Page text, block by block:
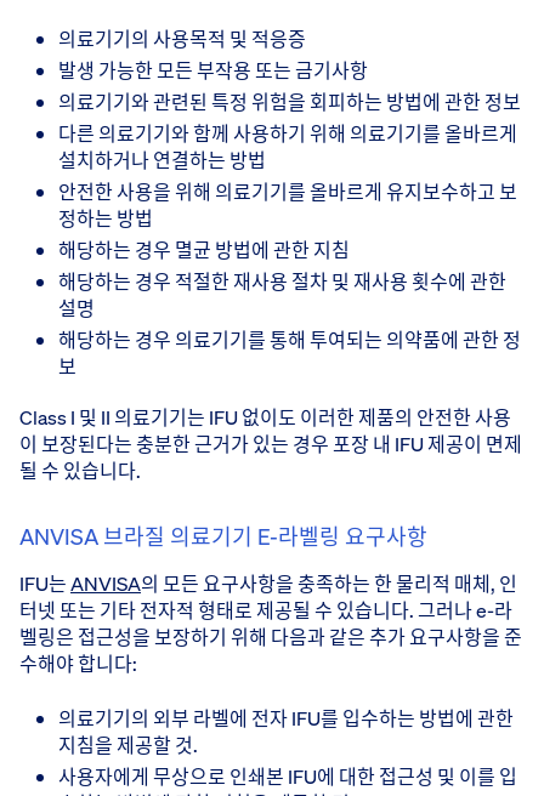
의료기기의 사용목적 및 적응증
발생 가능한 모든 부작용 또는 금기사항
의료기기와 관련된 특정 위험을 회피하는 방법에 관한 정보
다른 의료기기와 함께 사용하기 위해 의료기기를 올바르게
설치하거나 연결하는 방법
안전한 사용을 위해 의료기기를 올바르게 유지보수하고 보
정하는 방법
해당하는 경우 멸균 방법에 관한 지침
해당하는 경우 적절한 재사용 절차 및 재사용 횟수에 관한
설명
해당하는 경우 의료기기를 통해 투여되는 의약품에 관한 정
보
Class I 및 II 의료기기는 IFU 없이도 이러한 제품의 안전한 사용
이 보장된다는 충분한 근거가 있는 경우 포장 내 IFU 제공이 면제
될 수 있습니다.
ANVISA 브라질 의료기기 E-라벨링 요구사항
IFU는ANVISA의 모든 요구사항을 충족하는 한 물리적 매체, 인
터넷 또는 기타 전자적 형태로 제공될 수 있습니다. 그러나 e-라
벨링은 접근성을 보장하기 위해 다음과 같은 추가 요구사항을 준
수해야 합니다:
의료기기의 외부 라벨에 전자 IFU를 입수하는 방법에 관한
지침을 제공할 것.
사용자에게 무상으로 인쇄본 IFU에 대한 접근성 및 이를 입